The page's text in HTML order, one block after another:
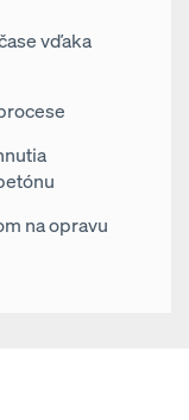
vďaka
na opravu